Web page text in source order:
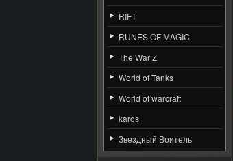
RIFT
RUNES OF MAGIC
The War Z
World of Tanks
World of warcraft
karos
Звездный Воитель